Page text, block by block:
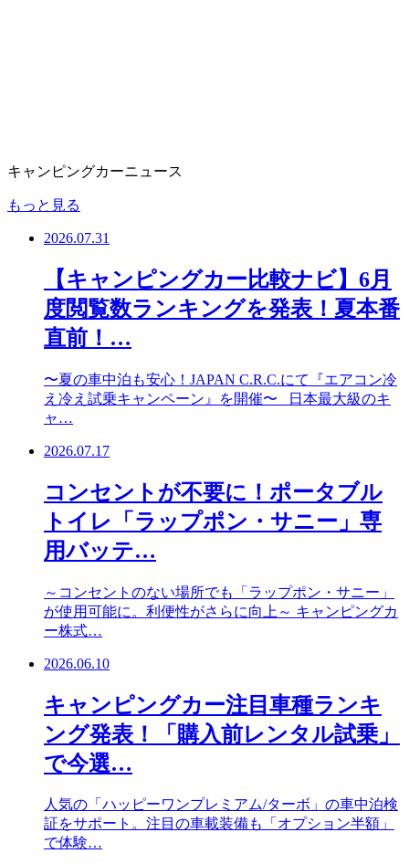
キャンピングカーニュース
もっと見る
2026.07.31
【キャンピングカー比較ナビ】6月
度閲覧数ランキングを発表！夏本番
直前！…
〜夏の車中泊も安心！JAPAN C.R.C.にて『エアコン冷
え冷え試乗キャンペーン』を開催〜 日本最大級のキ
ャ…
2026.07.17
コンセントが不要に！ポータブル
トイレ「ラップポン・サニー」専
用バッテ…
～コンセントのない場所でも「ラップポン・サニー」
が使用可能に。利便性がさらに向上～ キャンピングカ
ー株式…
2026.06.10
キャンピングカー注目車種ランキ
ング発表！「購入前レンタル試乗」
で今選…
人気の「ハッピーワンプレミアム/ターボ」の車中泊検
証をサポート。注目の車載装備も「オプション半額」
で体験…